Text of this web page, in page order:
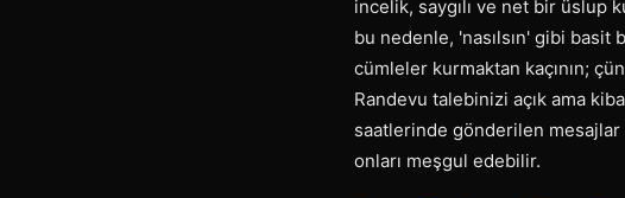
incelik, saygılı ve net bir üslup
bu nedenle, 'nasılsın' gibi
cümleler kurmaktan kaçının;
Randevu talebinizi açık ama
saatlerinde gönderilen mesajlar
onları meşgul edebilir.